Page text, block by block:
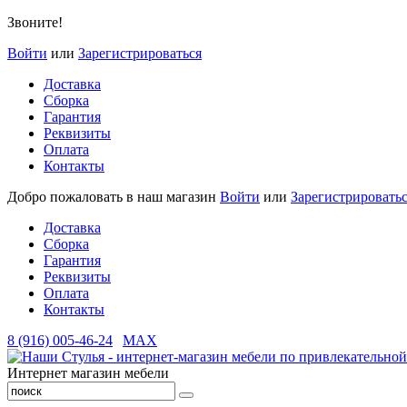
Звоните!
Войти или Зарегистрироваться
Доставка
Сборка
Гарантия
Реквизиты
Оплата
Контакты
Добро пожаловать в наш магазин Войти или
Доставка
Сборка
Гарантия
Реквизиты
Оплата
Контакты
8 (916) 005-46-24
MAX
Интернет магазин мебели